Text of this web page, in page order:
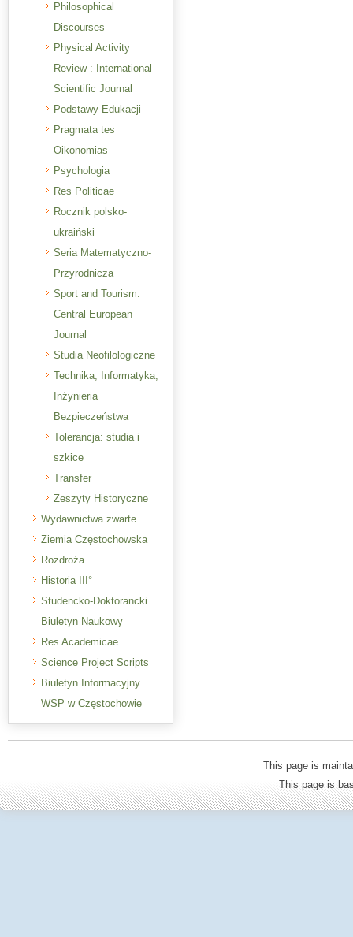
Philosophical
Discourses
Physical Activity
Review : International
Scientific Journal
Podstawy Edukacji
Pragmata tes
Oikonomias
Psychologia
Res Politicae
Rocznik polsko-
ukraiński
Seria Matematyczno-
Przyrodnicza
Sport and Tourism.
Central European
Journal
Studia Neofilologiczne
Technika, Informatyka,
Inżynieria
Bezpieczeństwa
Tolerancja: studia i
szkice
Transfer
Zeszyty Historyczne
Wydawnictwa zwarte
Ziemia Częstochowska
Rozdroża
Historia III°
Studencko-Doktorancki
Biuletyn Naukowy
Res Academicae
Science Project Scripts
Biuletyn Informacyjny
WSP w Częstochowie
This page is
This page is